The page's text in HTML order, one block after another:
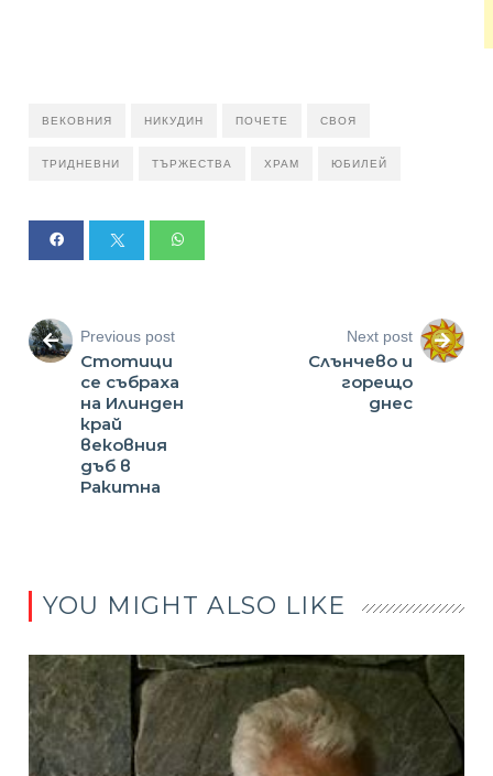
ВЕКОВНИЯ НИКУДИН ПОЧЕТЕ СВОЯ
ТРИДНЕВНИ ТЪРЖЕСТВА ХРАМ ЮБИЛЕЙ
Previous post
Стотици
се събраха
на Илинден
край
вековния
дъб в
Ракитна
Next post
Слънчево и
горещо
днес
YOU MIGHT ALSO LIKE